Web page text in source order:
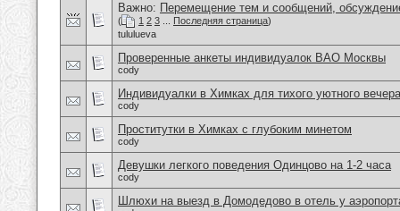
Важно: Перемещение тем и сообщений,
( 1 2 3 Последняя страница)
tululueva
Проверенные анкеты индивидуалок ВАО Москвы
cody
Индивидуалки в Химках для тихого уютного вечера
cody
Проститутки в Химках с глубоким минетом
cody
Девушки легкого поведения Одинцово на 1-2 часа
cody
Шлюхи на выезд в Домодедово в отель у